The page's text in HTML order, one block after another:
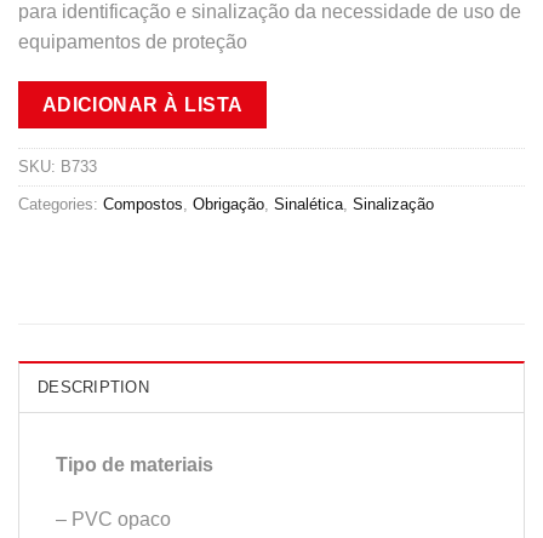
para identificação e sinalização da necessidade de uso de
equipamentos de proteção
ADICIONAR À LISTA
SKU: B733
Categories: Compostos Obrigação Sinalética Sinalização
DESCRIPTION
Tipo de materiais
– PVC opaco